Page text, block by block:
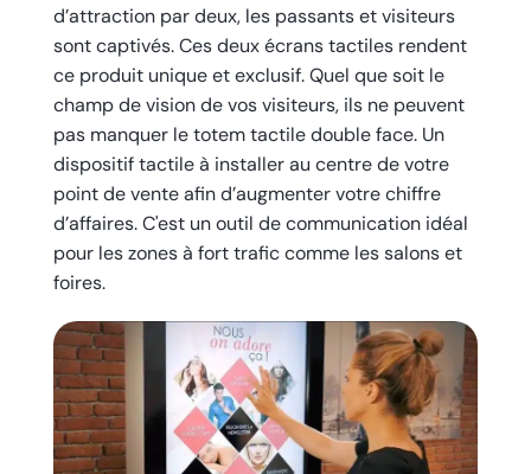
d’attraction par deux, les passants et visiteurs
sont captivés. Ces deux écrans tactiles rendent
ce produit unique et exclusif. Quel que soit le
champ de vision de vos visiteurs, ils ne peuvent
pas manquer le totem tactile double face. Un
dispositif tactile à installer au centre de votre
point de vente afin d’augmenter votre chiffre
d’affaires. C'est un outil de communication idéal
pour les zones à fort trafic comme les salons et
foires.